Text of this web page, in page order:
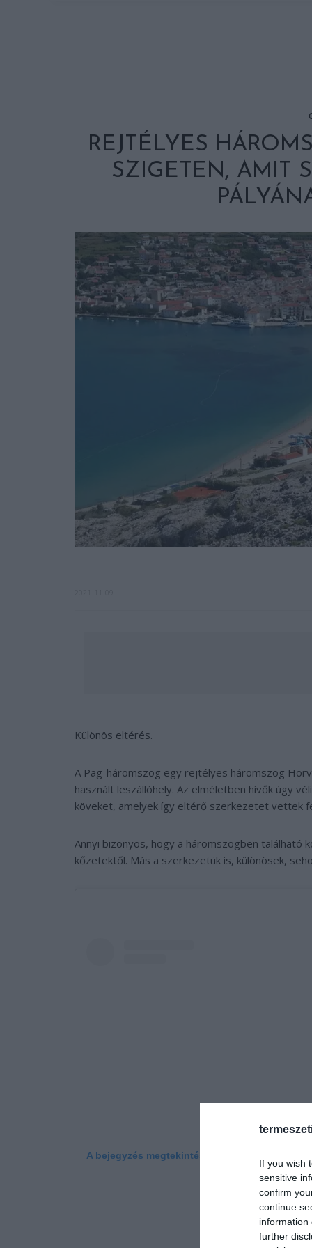
If you wish
sensitive
confirm
continue
information
further
REJTÉLYES
SZIGETEN, AMIT
Különös eltérés.
A Pag-háromszög egy rejtélyes háromszög
használt leszállóhely. Az elméletben hívők úgy
köveket, amelyek így eltérő szerkezetet vettek
Annyi bizonyos, hogy a háromszögben
kőzetektől. Más a szerkezetük is, különösek,
A bejegyzés megtekintése az Instagramon